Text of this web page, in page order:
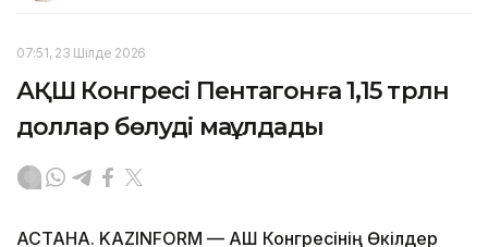
07:51, 23 Шілде 2026
АҚШ Конгресі Пентагонға 1,15 трлн
доллар бөлуді мақұлдады
АСТАНА. KAZINFORM — АҚШ Конгресінің Өкілдер